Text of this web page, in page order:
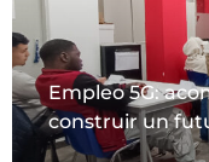
Empleo 5G:
construir un